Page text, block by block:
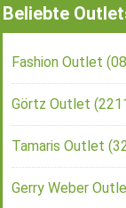
Beliebte
Fashion Outlet
Görtz Outlet
Tamaris Outlet
Gerry Weber